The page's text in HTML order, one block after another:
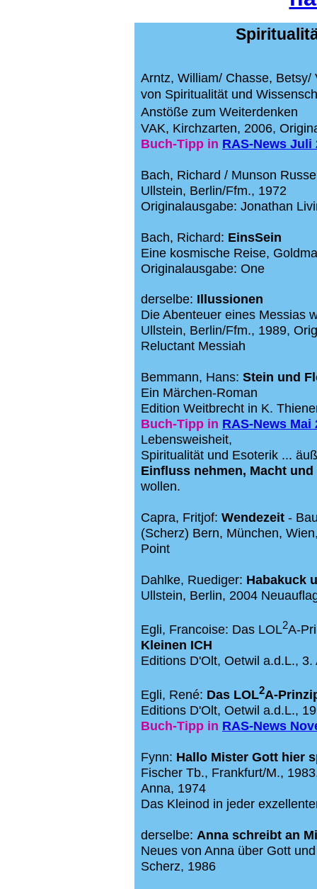
Arntz, William/ Chasse, Betsy/
von Spiritualität und
Anstöße zum Weiterdenken
VAK, Kirchzarten, 2006,
Buch-Tipp in RAS-News Juli
Bach, Richard / Munson
Ullstein, Berlin/Ffm., 1972
Originalausgabe: Jonathan
Bach, Richard: EinsSein
Eine kosmische Reise,
Originalausgabe: One
derselbe: Illussionen
Die Abenteuer eines Messias
Ullstein, Berlin/Ffm., 1989,
Reluctant Messiah
Bemmann, Hans: Stein und
Ein Märchen-Roman
Edition Weitbrecht in K.
Buch-Tipp in RAS-News Mai
Lebensweisheit,
Spiritualität und Esoterik ...
Einfluss nehmen, Macht
wollen.
Capra, Fritjof: Wendezeit -
(Scherz) Bern, München,
Point
Dahlke, Ruediger: Habakuck
Ullstein, Berlin, 2004
Egli, Francoise: Das LOL2A-
Kleinen ICH
Editions D'Olt, Oetwil a.d.L., 3.
Egli, René: Das LOL2A-
Editions D'Olt, Oetwil a.d.L.,
Buch-Tipp in RAS-News
Fynn: Hallo Mister Gott hier
Fischer Tb., Frankfurt/M.,
Anna, 1974
Das Kleinod in jeder
derselbe: Anna schreibt an
Neues von Anna über Gott
Scherz, 1986